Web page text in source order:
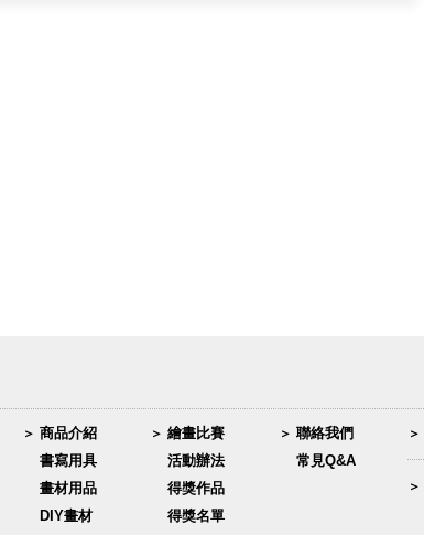
商品介紹
書寫用具
畫材用品
DIY畫材
繪畫比賽
活動辦法
得獎作品
得獎名單
聯絡我們
常見Q&A